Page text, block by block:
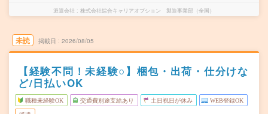
派遣会社 株式会社綜合キャリアオプション 製造事業部（全国）
未読 掲載日 2026/08/05
【経験不問！未経験○】梱包・出荷・仕分けな
ど/日払いOK
職種未経験OK 交通費別途支給あり 土日祝日が休み WEB登録OK